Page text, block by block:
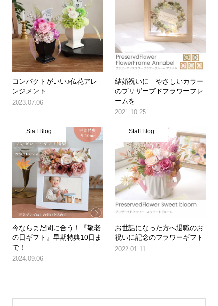
コンパクトがいい♪仏花アレ
ンジメント
2023.07.06
結婚祝いに やさしいカラー
のプリザーブドフラワーフレ
ームを
2021.10.25
Staff Blog
今ならまだ間に合う！『敬老
の日ギフト』早期特典10日ま
で！
2024.09.06
Staff Blog
お世話になった方へ退職のお
祝いに記念のフラワーギフト
2022.01.11